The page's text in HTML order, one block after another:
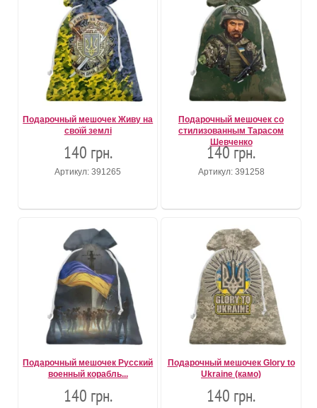
Подарочный мешочек Живу на
своїй землі
140 грн.
Артикул: 391265
Подарочный мешочек со
стилизованным Тарасом
Шевченко
140 грн.
Артикул: 391258
Подарочный мешочек Русский
военный корабль...
140 грн.
Подарочный мешочек Glory to
Ukraine (камо)
140 грн.